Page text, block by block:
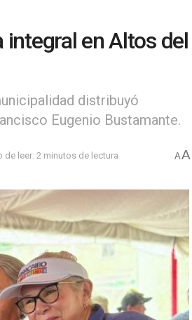
en Altos del
distribuyó
Eugenio Bustamante.
de leer: 2 minutos de lectura AA